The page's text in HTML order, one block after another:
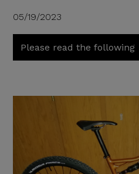
05/19/2023
Please read the following